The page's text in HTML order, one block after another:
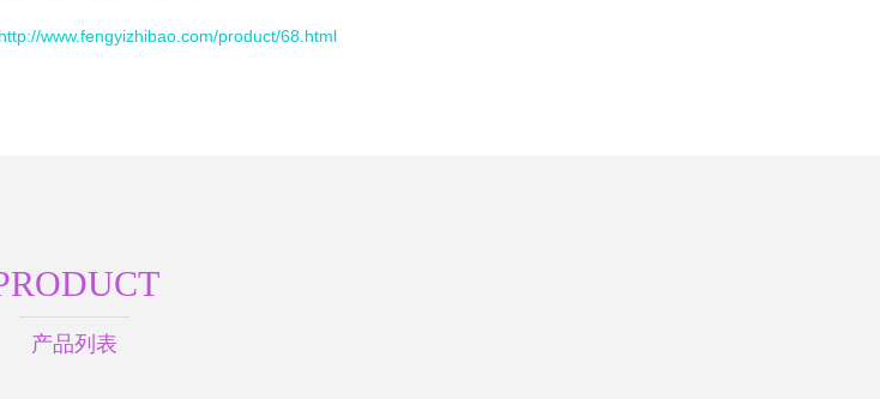
www.fengyizhibao.com/product/68.html
产品列表